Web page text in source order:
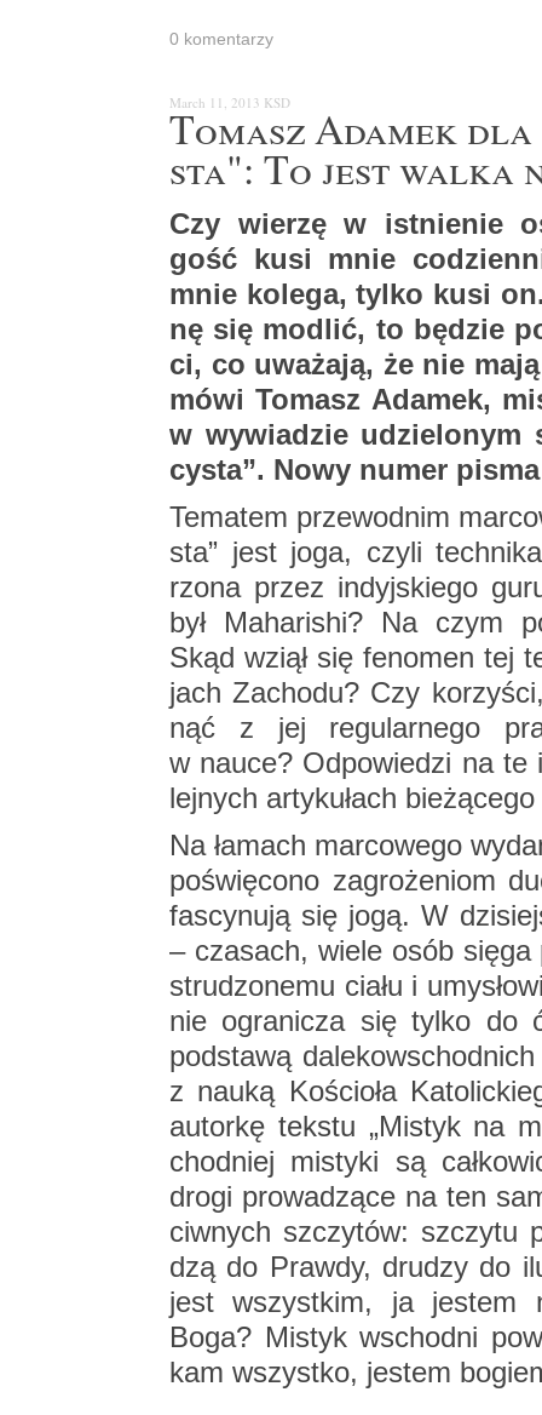
0 ko­men­ta­rzy
March 11, 2013 KSD
To­masz Ada­mek
sta": To jest walka
Czy wie­rzę w ist­nie­nie
gość kusi mnie
mnie ko­le­ga, tylko kusi
nę się mo­dlić, to bę­dzie
ci, co uwa­ża­ją, że nie
mówi To­masz Ada­mek,
w wy­wia­dzie udzie­lo­nym
cy­sta”. Nowy numer
Te­ma­tem prze­wod­nim
sta” jest joga, czyli
rzo­na przez in­dyj­skie­go
był Ma­ha­ri­shi? Na czym
Skąd wziął się fe­no­men tej
jach Za­cho­du? Czy
nąć z jej re­gu­lar­ne­go
w nauce? Od­po­wie­dzi na
lej­nych ar­ty­ku­łach
Na ła­mach mar­co­we­go
po­świę­co­no za­gro­że­niom
fa­scy­nu­ją się jogą. W
– cza­sach, wiele osób
stru­dzo­ne­mu ciału i
nie ogra­ni­cza się tylko do
pod­sta­wą
z nauką Ko­ścio­ła
au­tor­kę tek­stu „Mi­styk na
chod­niej mi­sty­ki są
drogi pro­wa­dzą­ce na ten
ciw­nych szczy­tów: szczy­tu
dzą do Praw­dy, dru­dzy do
jest wszyst­kim, ja je­stem
Boga? Mi­styk wschod­ni
kam wszyst­ko, je­stem